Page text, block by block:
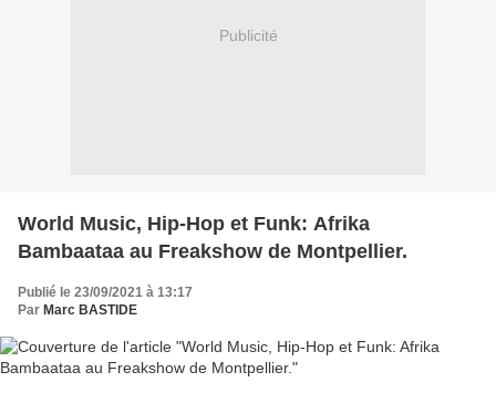
Publicité
World Music, Hip-Hop et Funk: Afrika
Bambaataa au Freakshow de Montpellier.
Publié le 23/09/2021 à 13:17
Par Marc BASTIDE